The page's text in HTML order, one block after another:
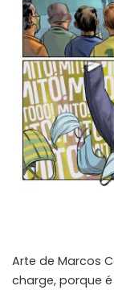
Arte de Marcos
charge, porque